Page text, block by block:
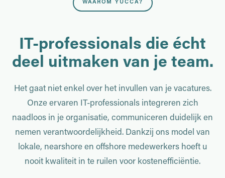
WAAROM YUCCA?
IT-professionals die écht
deel uitmaken van je team.
Het gaat niet enkel over het invullen van je vacatures.
Onze ervaren IT-professionals integreren zich
naadloos in je organisatie, communiceren duidelijk en
nemen verantwoordelijkheid. Dankzij ons model van
lokale, nearshore en offshore medewerkers hoeft u
nooit kwaliteit in te ruilen voor kostenefficiëntie.